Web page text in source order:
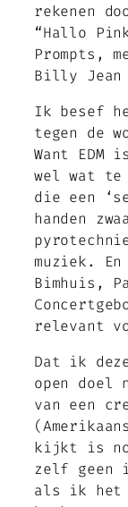
rekenen
“Hallo
Prompts,
Billy Jean
Ik besef
tegen de
Want
wel wat te
die een
handen
muziek.
Bimhuis,
relevant
Dat ik
open doel
van een
kijkt is
zelf geen
als ik het